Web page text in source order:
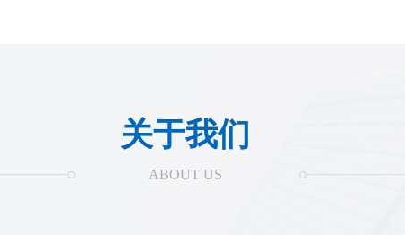
关于我们
ABOUT US